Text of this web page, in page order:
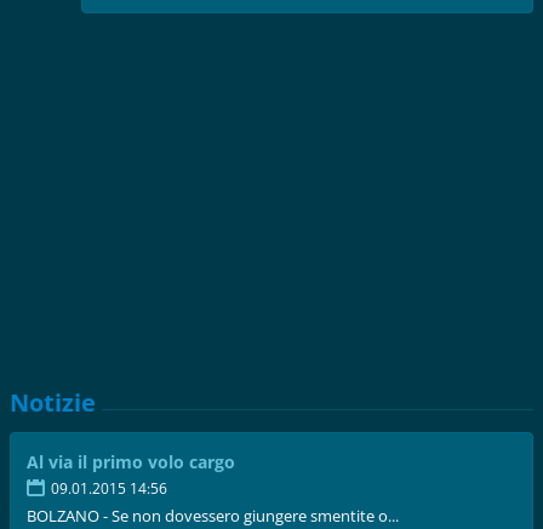
Notizie
Al via il primo volo cargo
09.01.2015 14:56
BOLZANO - Se non dovessero giungere smentite o...